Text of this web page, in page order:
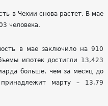
в Чехии снова растет. В мае
человека.
в мае заключило на 910
ипотек достигли 13,423
больше, чем за месяц до
марту – 13,79